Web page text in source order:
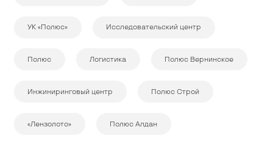
УК «Полюс» Исследовательский центр
Полюс Логистика Полюс Вернинское
Инжиниринговый центр Полюс Строй
«Лензолото» Полюс Алдан